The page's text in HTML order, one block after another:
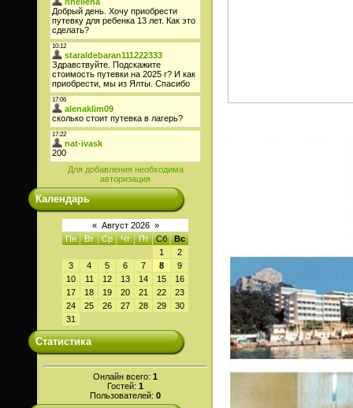
Для добавления необходима
авторизация
Календарь
« Август 2026 »
Пн
Вт Ср Чт Пт Сб
Вс
1
2
3
4 5 6 7 8
9
10
11 12 13 14 15
16
17
18 19 20 21 22
23
24
25 26 27 28 29
30
31
Статистика
Онлайн всего: 1
Гостей: 1
Пользователей: 0